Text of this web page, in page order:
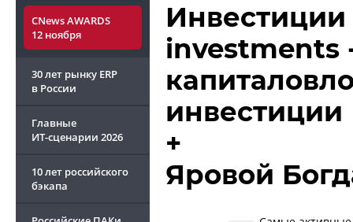
CNews AWARDS
12 ноября
30 лет рынку ERP
в России
Главные
ИТ-сценарии 2026
10 лет российского
бэкапа
investments
инвестиции
+
Яровой